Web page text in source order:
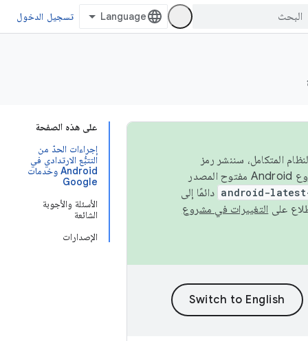
تسجيل الدخول
على هذه الصفحة
إجراءات الحدّ من
التتبُّع الارتدادي في
Android وخدمات
Google
الأسئلة والأجوبة
الشائعة
الإصدارات
النظام المتكامل، سننشر رمز
المصدر في مشروع Android مفتوح المصدر (AOSP) في الربعَين الثاني والرابع. لبناء مشروع Android مفتوح المصدر
android- دائمًا إلى
التغييرات في مشروع